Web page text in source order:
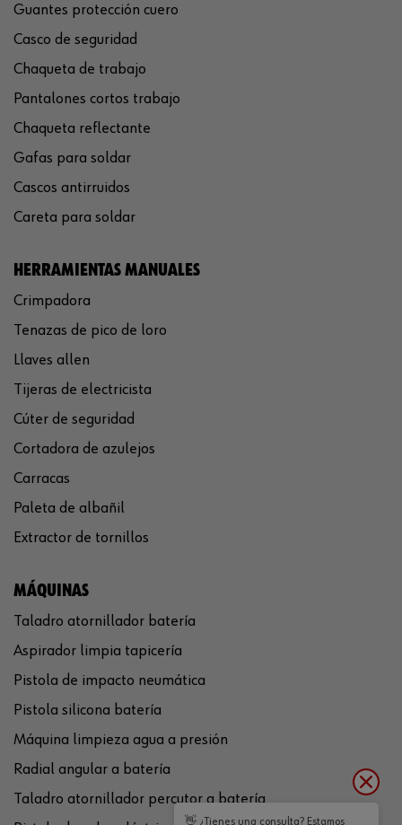
Guantes protección cuero
Casco de seguridad
Chaqueta de trabajo
Pantalones cortos trabajo
Chaqueta reflectante
Gafas para soldar
Cascos antirruidos
Careta para soldar
HERRAMIENTAS MANUALES
Crimpadora
Tenazas de pico de loro
Llaves allen
Tijeras de electricista
Cúter de seguridad
Cortadora de azulejos
Carracas
Paleta de albañil
Extractor de tornillos
MÁQUINAS
Taladro atornillador batería
Aspirador limpia tapicería
Pistola de impacto neumática
Pistola silicona batería
Máquina limpieza agua a presión
Radial angular a batería
Taladro atornillador percutor a batería
👋 ¿Tienes una consulta? Estamos